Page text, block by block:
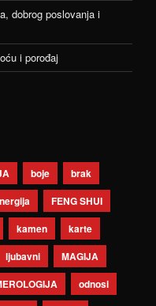
dobrog poslovanja i
i porođaj
boje
brak
FENG SHUI
kamen
karte
ljubavni
MAGIJA
odnosi